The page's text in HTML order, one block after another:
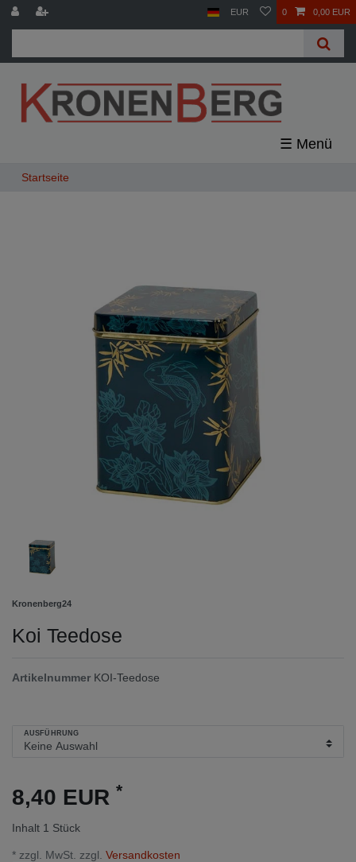
EUR 0 0,00 EUR
☰
Kronenberg24
Koi Teedose
Artikelnummer KOI-Teedose
AUSFÜHRUNG
8,40 EUR *
Inhalt 1 Stück
* zzgl. MwSt. zzgl. Versandkosten